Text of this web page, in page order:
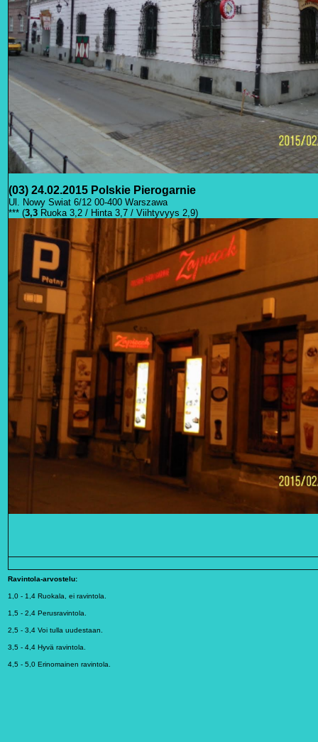
(03) 24.02.2015 Polskie Pierogarnie
Ul. Nowy Swiat 6/12 00-400 Warszawa
*** (3,3 Ruoka 3,2 / Hinta 3,7 / Viihtyvyys 2,9)
Ravintola-arvostelu:
1,0 - 1,4 Ruokala, ei ravintola.
1,5 - 2,4 Perusravintola.
2,5 - 3,4 Voi tulla uudestaan.
3,5 - 4,4 Hyvä ravintola.
4,5 - 5,0 Erinomainen ravintola.